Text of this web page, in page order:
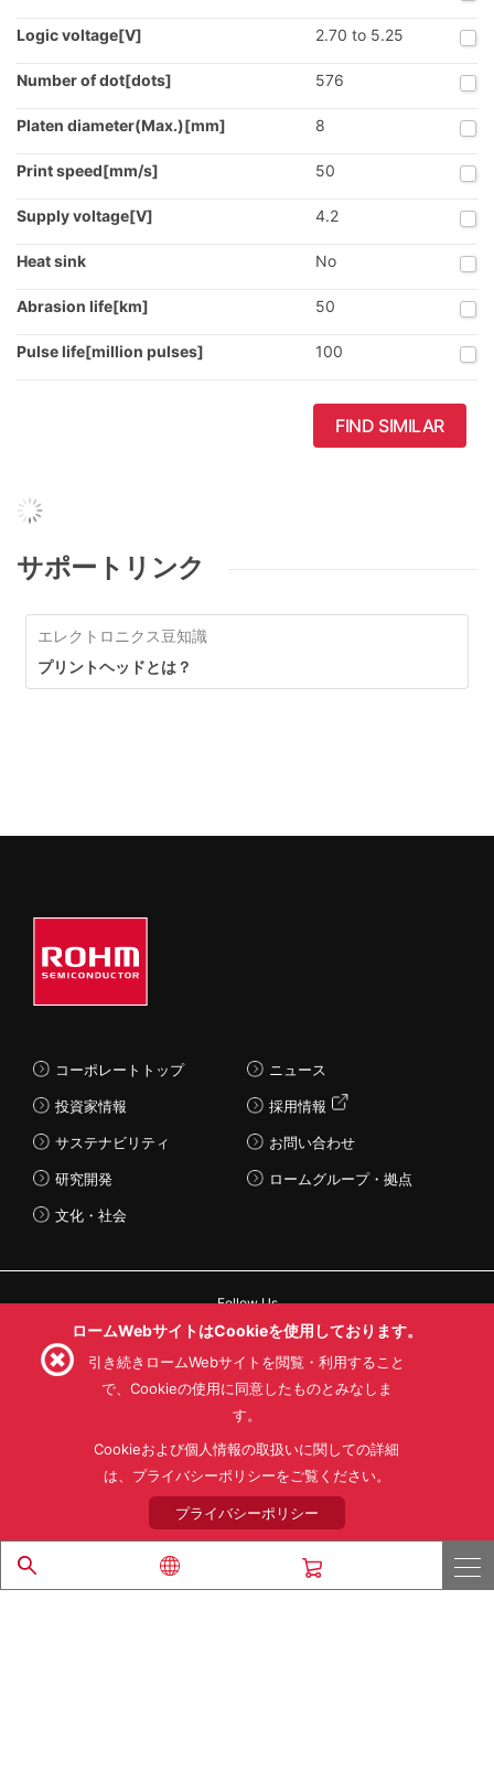
Logic voltage[V] 2.70 to 5.25
Number of dot[dots] 576
Platen diameter(Max.)[mm] 8
Print speed[mm/s] 50
Supply voltage[V] 4.2
Heat sink No
Abrasion life[km] 50
Pulse life[million pulses] 100
FIND SIMILAR
サポートリンク
エレクトロニクス豆知識
プリントヘッドとは？
コーポレートトップ
投資家情報
サステナビリティ
研究開発
文化・社会
ニュース
採用情報
お問い合わせ
ロームグループ・拠点
Follow Us
利用目的
プライバシーポリシー
サイトマップ
ローム製品の販売に関する標準契約条件書(PDF)
© 1997 - 2026 ROHM CO., LTD. ALL RIGHTS RESERVED.
ロームWebサイトはCookieを使用しております。
引き続きロームWebサイトを閲覧・利用すること
で、Cookieの使用に同意したものとみなしま
す。
Cookieおよび個人情報の取扱いに関しての詳細
は、プライバシーポリシーをご覧ください。
プライバシーポリシー